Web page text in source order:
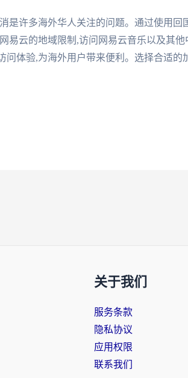
是许多海外华人关注的问题。通过使用回
易云的地域限制,访问网易云音乐以及其
问体验,为海外用户带来便利。选择合适的
关于我们
服务条款
隐私协议
应用权限
联系我们